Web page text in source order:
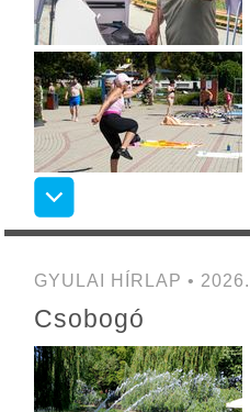
GYULAI HÍRLAP •
Csobogó